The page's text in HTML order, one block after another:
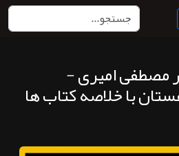
مصطفی امیری -
با خلاصه کتاب ها